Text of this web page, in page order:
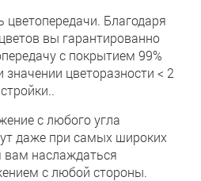
Благодаря
вы гарантированно
с покрытием 99%
значении цветоразности < 2
с любого угла
даже при самых широких
вам наслаждаться
с любой стороны.